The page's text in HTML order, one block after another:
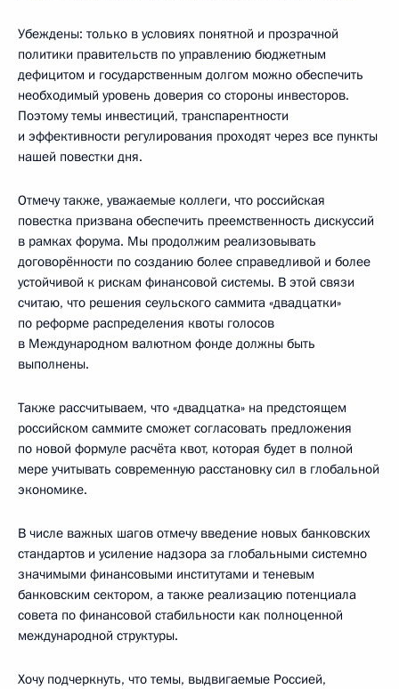
Убеждены: только в условиях понятной и прозрачной
политики правительств по управлению бюджетным
дефицитом и государственным долгом можно обеспечить
необходимый уровень доверия со стороны инвесторов.
Поэтому темы инвестиций, транспарентности
и эффективности регулирования проходят через все пункты
нашей повестки дня.
Отмечу также, уважаемые коллеги, что российская
повестка призвана обеспечить преемственность дискуссий
в рамках форума. Мы продолжим реализовывать
договорённости по созданию более справедливой и более
устойчивой к рискам финансовой системы. В этой связи
считаю, что решения сеульского саммита «двадцатки»
по реформе распределения квоты голосов
в Международном валютном фонде должны быть
выполнены.
Также рассчитываем, что «двадцатка» на предстоящем
российском саммите сможет согласовать предложения
по новой формуле расчёта квот, которая будет в полной
мере учитывать современную расстановку сил в глобальной
экономике.
В числе важных шагов отмечу введение новых банковских
стандартов и усиление надзора за глобальными системно
значимыми финансовыми институтами и теневым
банковским сектором, а также реализацию потенциала
совета по финансовой стабильности как полноценной
международной структуры.
Хочу подчеркнуть, что темы, выдвигаемые Россией,